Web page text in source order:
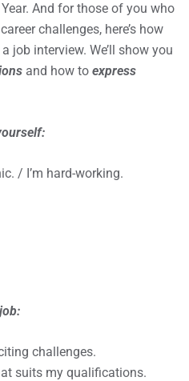
And for those of you who
challenges, here’s how
job interview. We’ll show you
and how to express
/ I’m hard-working.
challenges.
suits my qualifications.